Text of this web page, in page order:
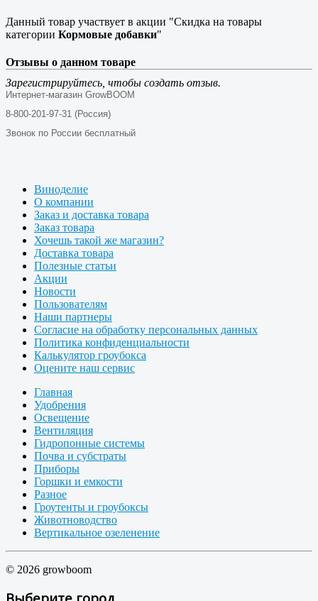
Данный товар участвует в акции "Скидка на товары
категории Кормовые добавки"
Отзывы о данном товаре
Зарегистрируйтесь, чтобы создать отзыв.
Интернет-магазин GrowBOOM
8-800-201-97-31 (Россия)
Звонок по России бесплатный
Виноделие
О компании
Заказ и доставка товара
Заказ товара
Хочешь такой же магазин?
Доставка товара
Полезные статьи
Акции
Новости
Пользователям
Наши партнеры
Согласие на обработку персональных данных
Политика конфиденциальности
Калькулятор гроубокса
Оцените наш сервис
Главная
Удобрения
Освещение
Вентиляция
Гидропонные системы
Почва и субстраты
Приборы
Горшки и емкости
Разное
Гроутенты и гроубоксы
Животноводство
Вертикальное озеленение
© 2026 growboom